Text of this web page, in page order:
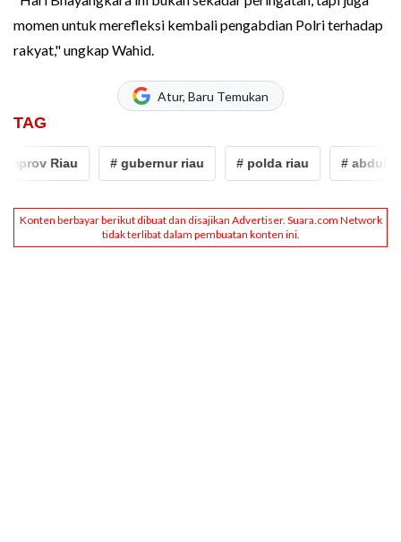
momen untuk merefleksi kembali pengabdian Polri terhadap
rakyat," ungkap Wahid.
Atur, Baru Temukan
TAG
Riau # gubernur riau # polda riau # abdul wahid